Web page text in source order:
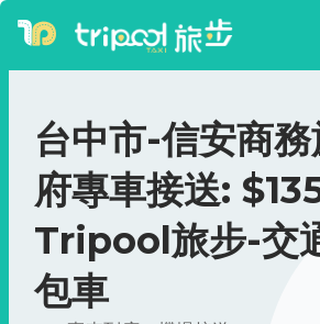
台中市-信安商務
府專車接送:
Tripool旅步-交
包車